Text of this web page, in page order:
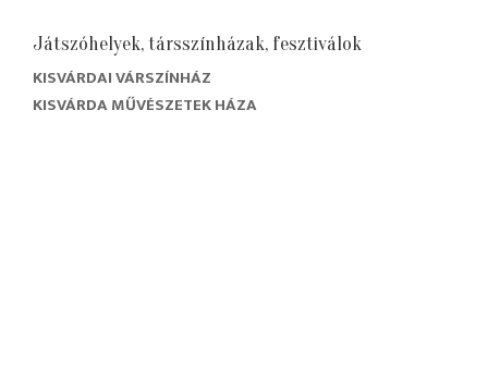
Játszóhelyek, társszínházak, fesztiválok
KISVÁRDAI VÁRSZÍNHÁZ
KISVÁRDA MŰVÉSZETEK HÁZA